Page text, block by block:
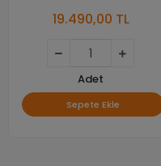
19.490,00 TL
Adet
Sepete Ekle